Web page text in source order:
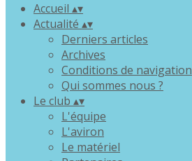
Accueil ▴▾
Actualité ▴▾
Derniers articles
Archives
Conditions de navigation
Qui sommes nous ?
Le club ▴▾
L'équipe
L'aviron
Le matériel